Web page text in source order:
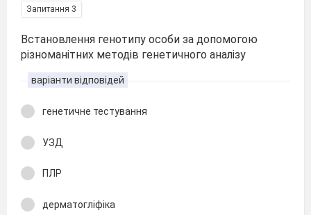
Запитання 3
Встановлення генотипу особи за допомогою
різноманітних методів генетичного аналізу
варіанти відповідей
генетичне тестування
УЗД
ПЛР
дерматогліфіка